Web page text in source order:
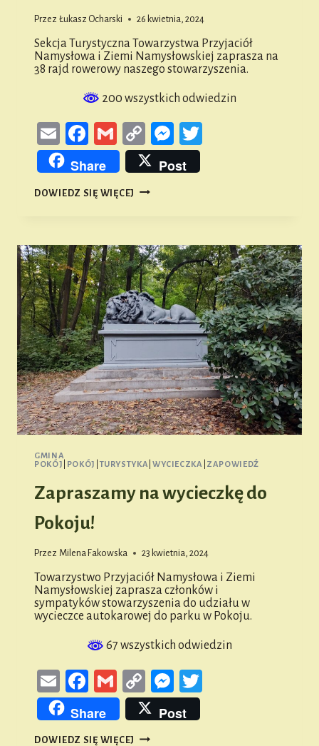
Przez Łukasz Ocharski 26 kwietnia, 2024
Sekcja Turystyczna Towarzystwa Przyjaciół
Namysłowa i Ziemi Namysłowskiej zaprasza na
38 rajd rowerowy naszego stowarzyszenia.
200 wszystkich odwiedzin
EmailFacebook
GmailCopy
Link
Messenger
Share Post
DOWIEDZ SIĘ WIĘCEJ 38
GMINA
POKÓJ
POKÓJ TURYSTYKA WYCIECZKA ZAPOWIEDŹ
Zapraszamy na wycieczkę do
Pokoju!
Przez Milena Fakowska 23 kwietnia, 2024
Towarzystwo Przyjaciół Namysłowa i Ziemi
Namysłowskiej zaprasza członków i
sympatyków stowarzyszenia do udziału w
wycieczce autokarowej do parku w Pokoju.
67 wszystkich odwiedzin
EmailFacebook
GmailCopy
Link
Messenger
Share Post
DOWIEDZ SIĘ WIĘCEJ ZAPRASZAMY